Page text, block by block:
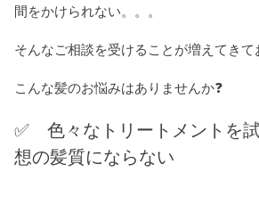
間をかけられない。。。
そんなご相談を受けることが増えてきて
こんな髪のお悩みはありませんか❓
✅ 色々なトリートメントを
想の髪質にならない